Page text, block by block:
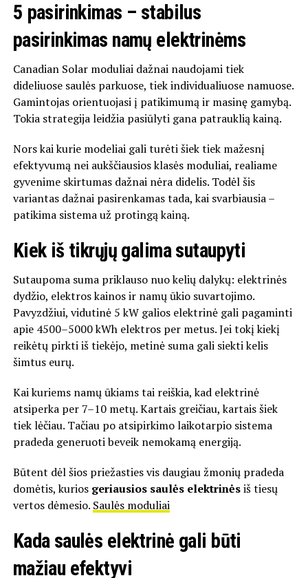
5 pasirinkimas – stabilus
pasirinkimas namų elektrinėms
Canadian Solarmoduliai dažnai naudojami tiek
dideliuose saulės parkuose, tiek individualiuose namuose.
Gamintojas orientuojasi į patikimumą ir masinę gamybą.
Tokia strategija leidžia pasiūlyti gana patrauklią kainą.
Nors kai kurie modeliai gali turėti šiek tiek mažesnį
efektyvumą nei aukščiausios klasės moduliai, realiame
gyvenime skirtumas dažnai nėra didelis. Todėl šis
variantas dažnai pasirenkamas tada, kai svarbiausia –
patikima sistema už protingą kainą.
Kiek iš tikrųjų galima sutaupyti
Sutaupoma suma priklauso nuo kelių dalykų: elektrinės
dydžio, elektros kainos ir namų ūkio suvartojimo.
Pavyzdžiui, vidutinė 5 kW galios elektrinė gali pagaminti
apie 4500–5000 kWh elektros per metus. Jei tokį kiekį
reikėtų pirkti iš tiekėjo, metinė suma gali siekti kelis
šimtus eurų.
Kai kuriems namų ūkiams tai reiškia, kad elektrinė
atsiperka per 7–10 metų. Kartais greičiau, kartais šiek
tiek lėčiau. Tačiau po atsipirkimo laikotarpio sistema
pradeda generuoti beveik nemokamą energiją.
Būtent dėl šios priežasties vis daugiau žmonių pradeda
domėtis, kurios geriausios saulės elektrinėsiš tiesų
vertos dėmesio. Saulės moduliai
Kada saulės elektrinė gali būti
mažiau efektyvi